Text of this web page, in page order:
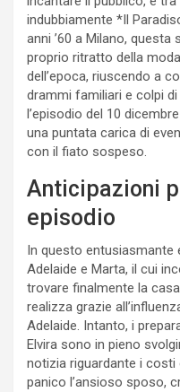
indubbiamente *Il
anni ’60 a Milano,
proprio ritratto della
dell’epoca, riuscendo a
drammi familiari e colpi
l’episodio del 10
una puntata carica di
con il fiato sospeso.
Anticipazioni
episodio
In questo entusiasmante
Adelaide e Marta, il cui
trovare finalmente la
realizza grazie
Adelaide. Intanto, i
Elvira sono in pieno
notizia riguardante i costi
panico l’ansioso sposo,